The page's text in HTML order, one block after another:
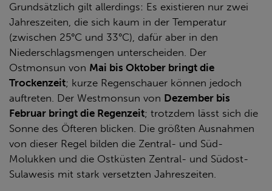
Grundsätzlich gilt allerdings: Es existieren nur zwei
Jahreszeiten, die sich kaum in der Temperatur
(zwischen 25°C und 33°C), dafür aber in den
Niederschlagsmengen unterscheiden. Der
Ostmonsun von Mai bis Oktober bringt die
Trockenzeit; kurze Regenschauer können jedoch
auftreten. Der Westmonsun von Dezember bis
Februar bringt die Regenzeit; trotzdem lässt sich die
Sonne des Öfteren blicken. Die größten Ausnahmen
von dieser Regel bilden die Zentral- und Süd-
Molukken und die Ostküsten Zentral- und Südost-
Sulawesis mit stark versetzten Jahreszeiten.